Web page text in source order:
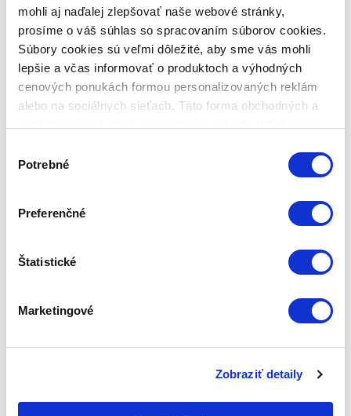
mohli aj naďalej zlepšovať naše webové stránky,
prosíme o váš súhlas so spracovaním súborov cookies.
Súbory cookies sú veľmi dôležité, aby sme vás mohli
lepšie a včas informovať o produktoch a výhodných
cenových ponukách formou personalizovaných reklám
alebo na sociálnych sieťach. Táto forma obchodných a
súhlasu
Potrebné
Preferenčné
Štatistické
Marketingové
Zobraziť detaily
DOMÁCE TEKVICOVÉ PYRÉ
Jeseň je oficiálne tu - čo znamená, že je čas zdokonaliť
všetky naše tekvicové recepty! Dnes vám ukážeme, ako si
bude kľúčovou ingredienciou mnohých našich receptov
Publikované: 21. 10. 2018 21:27:14 Zepter International|